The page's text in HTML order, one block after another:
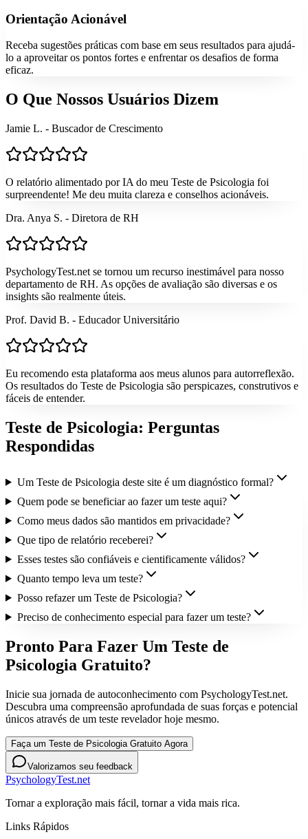
Orientação Acionável
Receba sugestões práticas com base em seus resultados para ajudá-
lo a aproveitar os pontos fortes e enfrentar os desafios de forma
eficaz.
O Que Nossos Usuários Dizem
Jamie L. - Buscador de Crescimento
O relatório alimentado por IA do meu Teste de Psicologia foi
surpreendente! Me deu muita clareza e conselhos acionáveis.
Dra. Anya S. - Diretora de RH
PsychologyTest.net se tornou um recurso inestimável para nosso
departamento de RH. As opções de avaliação são diversas e os
insights são realmente úteis.
Prof. David B. - Educador Universitário
Eu recomendo esta plataforma aos meus alunos para autorreflexão.
Os resultados do Teste de Psicologia são perspicazes, construtivos e
fáceis de entender.
Teste de Psicologia: Perguntas
Respondidas
Um Teste de Psicologia deste site é um diagnóstico formal?
Quem pode se beneficiar ao fazer um teste aqui?
Como meus dados são mantidos em privacidade?
Que tipo de relatório receberei?
Esses testes são confiáveis e cientificamente válidos?
Quanto tempo leva um teste?
Posso refazer um Teste de Psicologia?
Preciso de conhecimento especial para fazer um teste?
Pronto Para Fazer Um Teste de
Psicologia Gratuito?
Inicie sua jornada de autoconhecimento com PsychologyTest.net.
Descubra uma compreensão aprofundada de suas forças e potencial
únicos através de um teste revelador hoje mesmo.
Faça um Teste de Psicologia Gratuito Agora
Valorizamos seu feedback
PsychologyTest.net
Tornar a exploração mais fácil, tornar a vida mais rica.
Links Rápidos